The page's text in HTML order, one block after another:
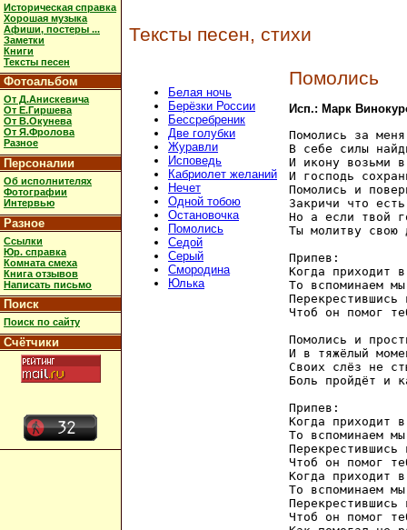
Историческая справка
Хорошая музыка
Афиши, постеры ...
Заметки
Книги
Тексты песен
Фотоальбом
От Д.Анискевича
От Е.Гиршева
От В.Окунева
От Я.Фролова
Разное
Персоналии
Об исполнителях
Фотографии
Интервью
Разное
Ссылки
Юр. справка
Комната смеха
Книга отзывов
Написать письмо
Поиск
Поиск по сайту
Счётчики
Тексты песен, стихи
Белая ночь
Берёзки России
Бессребреник
Две голубки
Журавли
Исповедь
Кабриолет желаний
Нечет
Одной тобою
Остановочка
Помолись
Седой
Серый
Смородина
Юлька
Помолись
Исп.: Марк
Помолись за
В себе силы
И икону возьми
И господь
Помолись и
Закричи что
Но а если твой
Ты молитву свою
Припев:
Когда приходит
То вспоминаем
Чтоб он помог
Помолись и
И в тяжёлый
Своих слёз не
Боль пройдёт и
Припев:
Когда приходит
То вспоминаем
Чтоб он помог
Когда приходит
То вспоминаем
Чтоб он помог